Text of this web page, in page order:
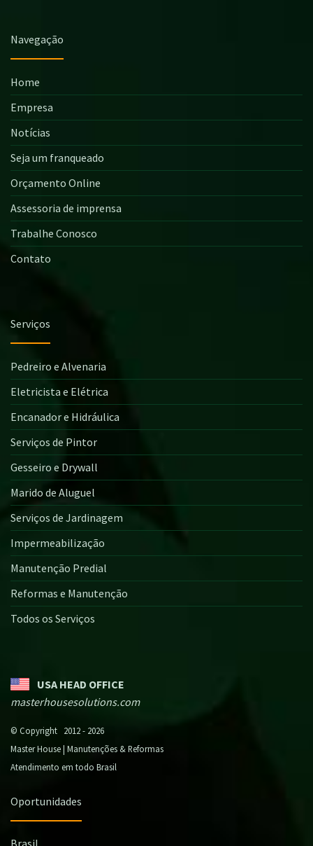
Navegação
Home
Empresa
Notícias
Seja um franqueado
Orçamento Online
Assessoria de imprensa
Trabalhe Conosco
Contato
Serviços
Pedreiro e Alvenaria
Eletricista e Elétrica
Encanador e Hidráulica
Serviços de Pintor
Gesseiro e Drywall
Marido de Aluguel
Serviços de Jardinagem
Impermeabilização
Manutenção Predial
Reformas e Manutenção
Todos os Serviços
USA HEAD OFFICE
masterhousesolutions.com
© Copyright 2012 - 2026
Master House | Manutenções & Reformas
Atendimento em todo Brasil
Oportunidades
Brasil